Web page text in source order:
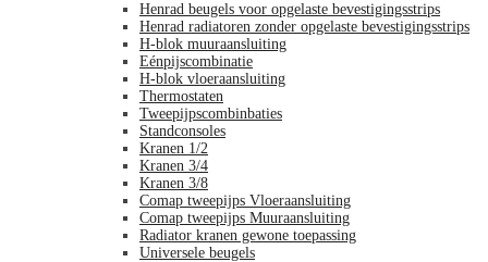
Henrad beugels voor opgelaste bevestigingsstrips
Henrad radiatoren zonder opgelaste bevestigingsstrips
H-blok muuraansluiting
Eénpijscombinatie
H-blok vloeraansluiting
Thermostaten
Tweepijpscombinbaties
Standconsoles
Kranen 1/2
Kranen 3/4
Kranen 3/8
Comap tweepijps Vloeraansluiting
Comap tweepijps Muuraansluiting
Radiator kranen gewone toepassing
Universele beugels